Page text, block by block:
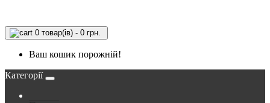
0 товар(ів) - 0 грн.
Ваш кошик порожній!
Категорії